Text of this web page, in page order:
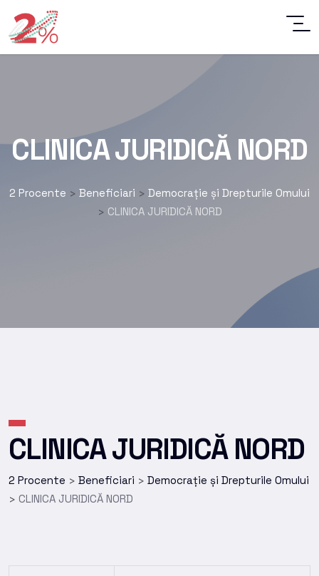
CLINICA JURIDICĂ NORD
2 Procente > Beneficiari > Democrație și Drepturile Omului
> CLINICA JURIDICĂ NORD
CLINICA JURIDICĂ NORD
2 Procente > Beneficiari > Democrație și Drepturile Omului
> CLINICA JURIDICĂ NORD